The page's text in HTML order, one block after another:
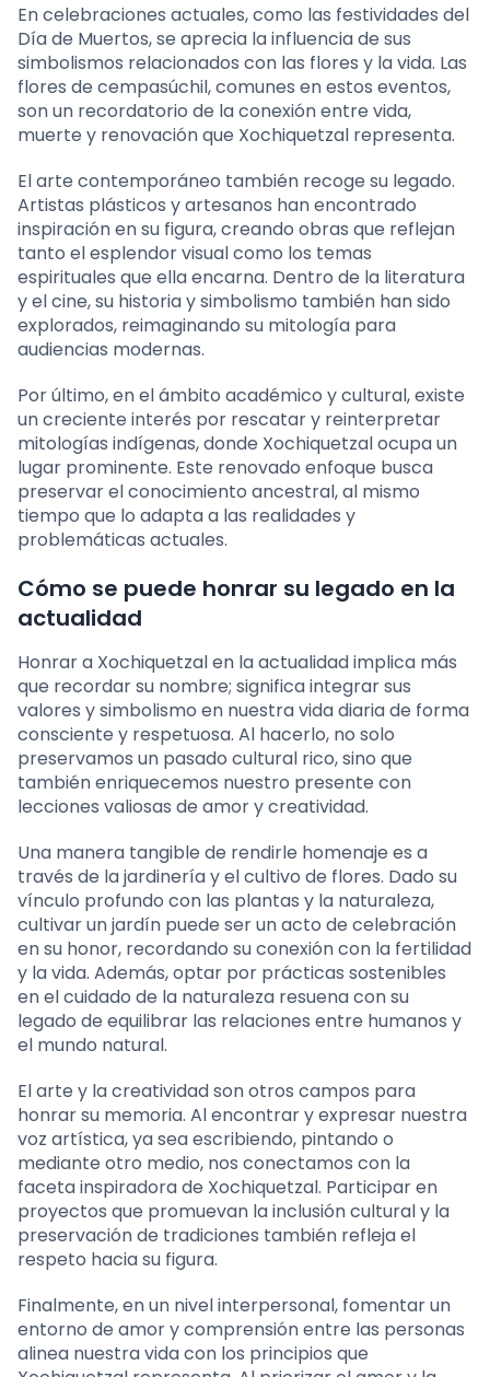
En celebraciones actuales, como las festividades del
Día de Muertos, se aprecia la influencia de sus
simbolismos relacionados con las flores y la vida. Las
flores de cempasúchil, comunes en estos eventos,
son un recordatorio de la conexión entre vida,
muerte y renovación que Xochiquetzal representa.
El arte contemporáneo también recoge su legado.
Artistas plásticos y artesanos han encontrado
inspiración en su figura, creando obras que reflejan
tanto el esplendor visual como los temas
espirituales que ella encarna. Dentro de la literatura
y el cine, su historia y simbolismo también han sido
explorados, reimaginando su mitología para
audiencias modernas.
Por último, en el ámbito académico y cultural, existe
un creciente interés por rescatar y reinterpretar
mitologías indígenas, donde Xochiquetzal ocupa un
lugar prominente. Este renovado enfoque busca
preservar el conocimiento ancestral, al mismo
tiempo que lo adapta a las realidades y
problemáticas actuales.
Cómo se puede honrar su legado en la
actualidad
Honrar a Xochiquetzal en la actualidad implica más
que recordar su nombre; significa integrar sus
valores y simbolismo en nuestra vida diaria de forma
consciente y respetuosa. Al hacerlo, no solo
preservamos un pasado cultural rico, sino que
también enriquecemos nuestro presente con
lecciones valiosas de amor y creatividad.
Una manera tangible de rendirle homenaje es a
través de la jardinería y el cultivo de flores. Dado su
vínculo profundo con las plantas y la naturaleza,
cultivar un jardín puede ser un acto de celebración
en su honor, recordando su conexión con la fertilidad
y la vida. Además, optar por prácticas sostenibles
en el cuidado de la naturaleza resuena con su
legado de equilibrar las relaciones entre humanos y
el mundo natural.
El arte y la creatividad son otros campos para
honrar su memoria. Al encontrar y expresar nuestra
voz artística, ya sea escribiendo, pintando o
mediante otro medio, nos conectamos con la
faceta inspiradora de Xochiquetzal. Participar en
proyectos que promuevan la inclusión cultural y la
preservación de tradiciones también refleja el
respeto hacia su figura.
Finalmente, en un nivel interpersonal, fomentar un
entorno de amor y comprensión entre las personas
alinea nuestra vida con los principios que